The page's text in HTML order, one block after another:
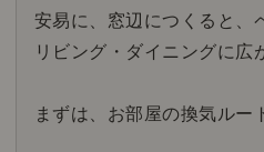
安易に、窓辺につくると、
リビング・ダイニングに広
まずは、お部屋の換気ルー